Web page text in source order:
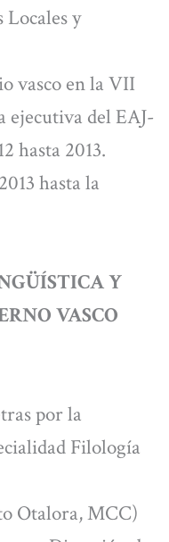
Locales y
vasco en la VII
ejecutiva del EAJ-
hasta 2013.
hasta la
Y
VASCO
por la
Filología
Otalora, MCC)